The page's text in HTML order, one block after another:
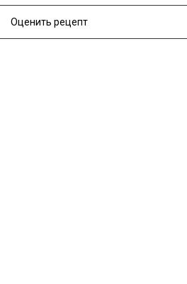
Оценить рецепт
Вакансии